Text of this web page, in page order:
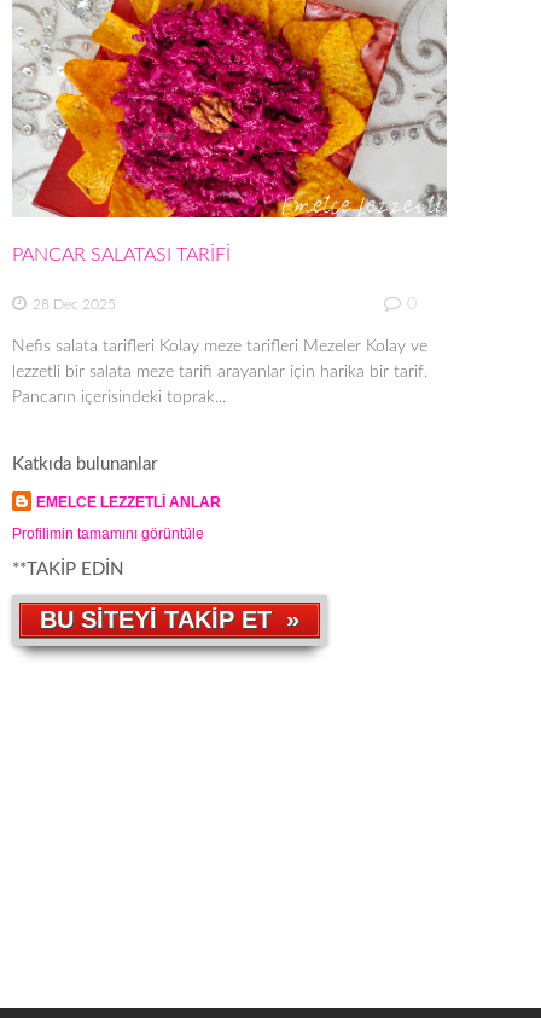
PANCAR SALATASI TARİFİ
28 Dec 2025 0
Nefis salata tarifleri Kolay meze tarifleri Mezeler Kolay ve
lezzetli bir salata meze tarifi arayanlar için harika bir tarif.
Pancarın içerisindeki toprak...
Katkıda bulunanlar
EMELCE LEZZETLİ ANLAR
Profilimin tamamını görüntüle
**TAKİP EDİN
BU SİTEYİ TAKİP ET »